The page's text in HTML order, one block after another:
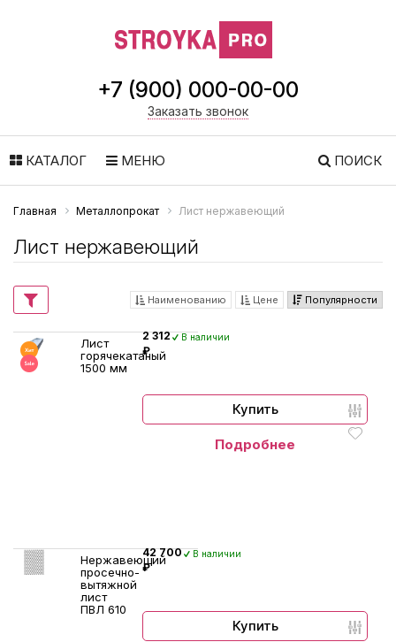
+7 (900) 000-00-00
Заказать звонок
КАТАЛОГ МЕНЮ ПОИСК
Главная Металлопрокат Лист нержавеющий
Лист нержавеющий
Наименованию Цене Популярности
Лист
горячекатаный
1500 мм
2 312
₽
В наличии
Купить
Подробнее
Нержавеющий
просечно-
вытяжной
лист
ПВЛ 610
42 700
₽
В наличии
Купить